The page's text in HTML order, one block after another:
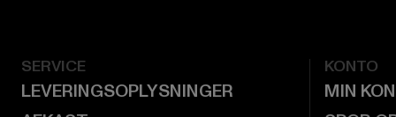
SERVICE
LEVERINGSOPLYSNINGER
KONTO
MIN